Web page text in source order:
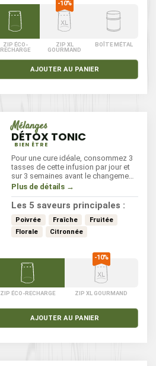
ZIP ÉCO-
RECHARGE
ZIP XL
GOURMAND
BOÎTE MÉTAL
AJOUTER AU PANIER
Mélanges
DÉTOX TONIC
BIEN ÊTRE
Pour une cure idéale, consommez 3
tasses de cette infusion par jour et
sur 3 semaines avant le changement
de saison. Infusez l'équivalent d'une
frémissante pendant 4 à 6 minutes.
Plus de détails →
Les 5 saveurs principales :
Poivrée Fraîche
Fruitée
Florale
Citronnée
ZIP ÉCO-RECHARGE ZIP XL GOURMAND
AJOUTER AU PANIER